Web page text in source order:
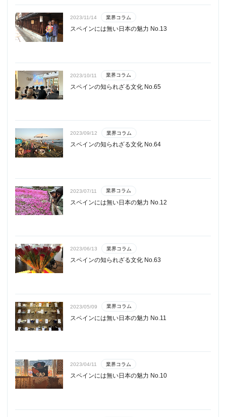
2023/11/14 業界コラム
スペインには無い日本の魅力 No.13
2023/10/11 業界コラム
スペインの知られざる文化 No.65
2023/09/12 業界コラム
スペインの知られざる文化 No.64
2023/07/11 業界コラム
スペインには無い日本の魅力 No.12
2023/06/13 業界コラム
スペインの知られざる文化 No.63
2023/05/09 業界コラム
スペインには無い日本の魅力 No.11
2023/04/11 業界コラム
スペインには無い日本の魅力 No.10